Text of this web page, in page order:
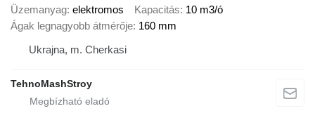
Üzemanyag elektromos Kapacitás 10 m3/ó
Ágak legnagyobb átmérője 160 mm
Ukrajna, m. Cherkasi
TehnoMashStroy